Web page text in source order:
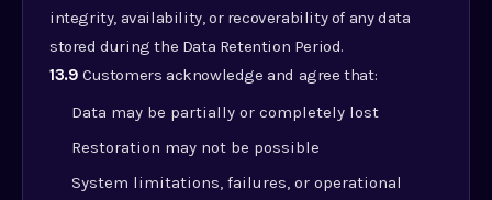
integrity, availability, or recoverability of any data
stored during the Data Retention Period.
13.9 Customers acknowledge and agree that:
Data may be partially or completely lost
Restoration may not be possible
System limitations, failures, or operational